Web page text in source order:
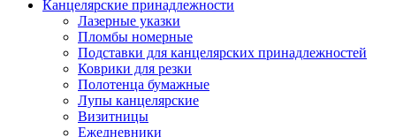
Канцелярские принадлежности
Лазерные указки
Пломбы номерные
Подставки для канцелярских принадлежностей
Коврики для резки
Полотенца бумажные
Лупы канцелярские
Визитницы
Ежедневники